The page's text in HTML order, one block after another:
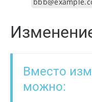
Вместо
можно: